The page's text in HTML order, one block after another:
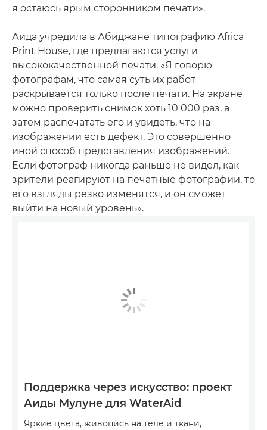
я остаюсь ярым сторонником печати».
Аида учредила в Абиджане типографию Africa
Print House, где предлагаются услуги
высококачественной печати. «Я говорю
фотографам, что самая суть их работ
раскрывается только после печати. На экране
можно проверить снимок хоть 10 000 раз, а
затем распечатать его и увидеть, что на
изображении есть дефект. Это совершенно
иной способ представления изображений.
Если фотограф никогда раньше не видел, как
зрители реагируют на печатные фотографии, то
его взгляды резко изменятся, и он сможет
выйти на новый уровень».
Поддержка через искусство: проект
Аиды Мулуне для WaterAid
Яркие цвета, живопись на теле и ткани,